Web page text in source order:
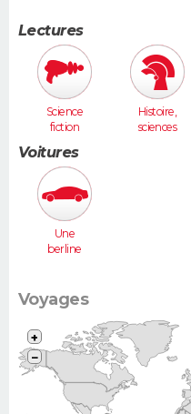
Lectures
Science
fiction
Histoire,
sciences
Voitures
Une
berline
Voyages
+
−